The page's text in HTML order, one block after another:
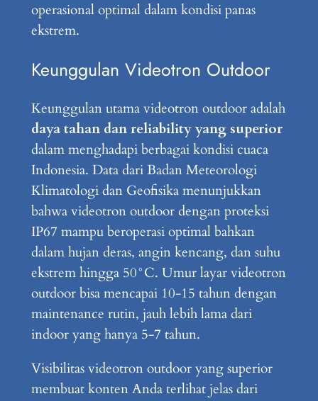
operasional optimal dalam kondisi panas
ekstrem.
Keunggulan Videotron Outdoor
Keunggulan utama videotron outdoor adalah
daya tahan dan reliability yang superior
dalam menghadapi berbagai kondisi cuaca
Indonesia. Data dari Badan Meteorologi
Klimatologi dan Geofisika menunjukkan
bahwa videotron outdoor dengan proteksi
IP67 mampu beroperasi optimal bahkan
dalam hujan deras, angin kencang, dan suhu
ekstrem hingga 50°C. Umur layar videotron
outdoor bisa mencapai 10-15 tahun dengan
maintenance rutin, jauh lebih lama dari
indoor yang hanya 5-7 tahun.
Visibilitas videotron outdoor yang superior
membuat konten Anda terlihat jelas dari